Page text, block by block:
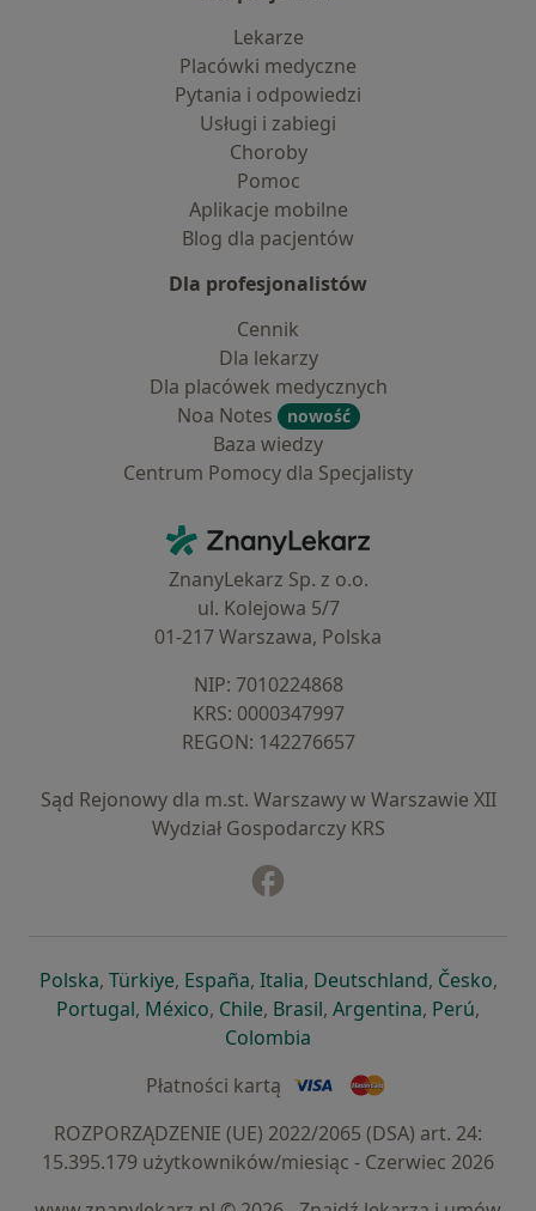
Lekarze
Placówki medyczne
Pytania i odpowiedzi
Usługi i zabiegi
Choroby
Pomoc
Aplikacje mobilne
Blog dla pacjentów
Dla profesjonalistów
Cennik
Dla lekarzy
Dla placówek medycznych
Noa Notes
nowość
Baza wiedzy
Centrum Pomocy dla Specjalisty
ZnanyLekarz - Strona główna
ZnanyLekarz Sp. z o.o.
ul. Kolejowa 5/7
01-217 Warszawa, Polska
NIP: ⁠7010224868
KRS: ⁠0000347997
REGON: ⁠142276657
Sąd Rejonowy dla m.st. Warszawy w Warszawie XII
Wydział Gospodarczy KRS
Polskaotwiera się w nowej karcie
, Türkiyeotwiera się w nowej karcie
, Españaotwiera się w nowej karcie
, Italiaotwiera się w nowej
, Deutschlandotwiera się
, Česko,
Portugalotwiera się w nowej karcie
, Méxicootwiera się w nowej karcie
, Chileotwiera się w nowej karcie
, Brasilotwiera się w nowej
, Argentinaotwiera się
, Perú,
Colombia
Płatności kartą
ROZPORZĄDZENIE (UE) 2022/2065 (DSA) art. 24:
15.395.179 użytkowników/miesiąc - Czerwiec 2026